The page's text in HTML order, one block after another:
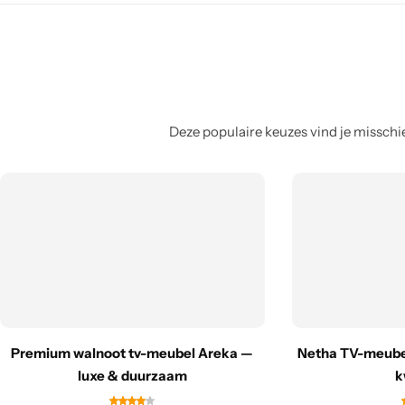
Deze populaire keuzes vind je
Premium walnoot tv-meubel Areka —
luxe & duurzaam
Netha TV-